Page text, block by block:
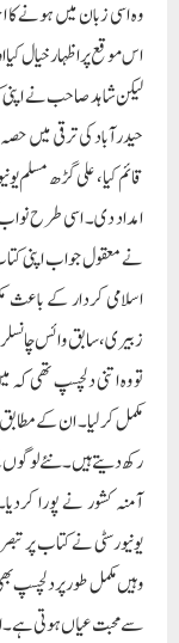
وہ اسی زبان میں ہونے
اس موقع پر اظہار خیال
لیکن شاہد صاحب نے اپنی
حیدرآباد کی ترقی میں حصہ
قائم کیا، علی گڑھ مسلم
امداد دی۔ اسی طرح
نے معقول جواب اپنی
اسلامی کردار کے باعث
زبیری، سابق وائس
تو وہ اتنی دلچسپ تھی
مکمل کر لیا۔ ان کے
رکھ دیتے ہیں۔ نئے
آمنہ کشور نے پورا
یونیورسٹی نے کتاب پر
وہیں مکمل طور پر
سے محبت عیاں ہوتی ہے۔